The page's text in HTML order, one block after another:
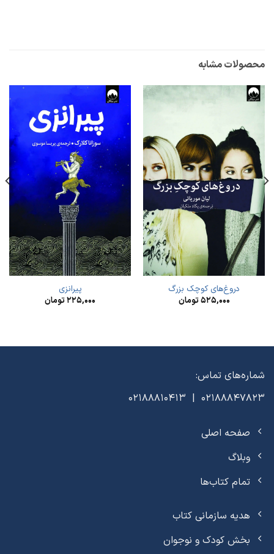
محصولات مشابه
دروغ‌های کوچک بزرگ
۵۲۵,۰۰۰تومان
پیرانزی
۲۲۵,۰۰۰تومان
شماره‌های تماس:
02188847823 | 02188810413
صفحه اصلی
وبلاگ
تمام کتاب‌ها
هدیه سازمانی کتاب
بخش کودک و نوجوان